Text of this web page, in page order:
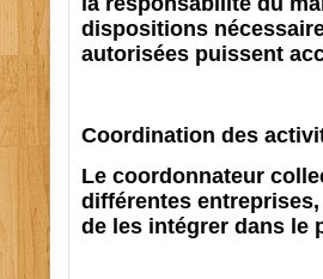
dispositions
autorisées puissent
Coordination des
Le coordonnateur
différentes
de les intégrer dans le